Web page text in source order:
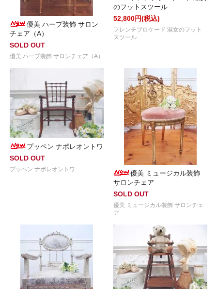
優美 ハープ装飾 サロン
チェア（A）
SOLD OUT
優美 ハープ装飾 サロンチェア（A）
のフットスツール
52,800円(税込)
フレンチブロケード 淑女のフット
スツール
プッペン ナポレオントワ
SOLD OUT
プッペン ナポレオントワ
優美 ミュージカル装飾
サロンチェア
SOLD OUT
優美 ミュージカル装飾 サロンチェ
ア